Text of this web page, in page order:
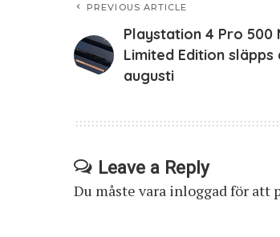
PREVIOUS ARTICLE
Playstation 4 Pro 500
Limited Edition släpps
augusti
Leave a Reply
Du måste vara inloggadför att